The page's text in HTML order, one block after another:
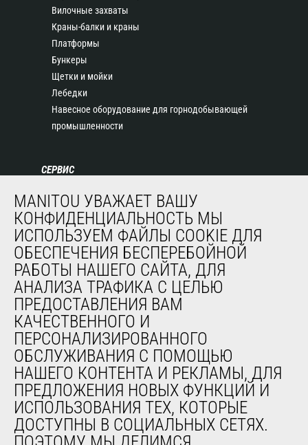
Вилочные захваты
Краны-балки и краны
Платформы
Бункеры
Щетки и мойки
Лебедки
Навесное оборудование для горнодобывающей
промышленности
СЕРВИС
Финансирование
Продленная гарантия
Контракты на техническое обслуживание
Запасные части
Система удаленного мониторинга
Программное обеспечение для диагностики и
обслуживания
Обучение
Подержанное оборудование
О НАС
Компания
Контакты
Юридическая информация
Мероприятия
MANITOU УВАЖАЕТ ВАШУ
КОНФИДЕНЦИАЛЬНОСТЬ МЫ
ИСПОЛЬЗУЕМ ФАЙЛЫ COOKIE ДЛЯ
ОБЕСПЕЧЕНИЯ БЕСПЕРЕБОЙНОЙ
РАБОТЫ НАШЕГО САЙТА, ДЛЯ
АНАЛИЗА ТРАФИКА С ЦЕЛЬЮ
ПРЕДОСТАВЛЕНИЯ ВАМ
КАЧЕСТВЕННОГО И
ПЕРСОНАЛИЗИРОВАННОГО
ОБСЛУЖИВАНИЯ С ПОМОЩЬЮ
НАШЕГО КОНТЕНТА И РЕКЛАМЫ, ДЛЯ
ПРЕДЛОЖЕНИЯ НОВЫХ ФУНКЦИЙ И
ИСПОЛЬЗОВАНИЯ ТЕХ, КОТОРЫЕ
ДОСТУПНЫ В СОЦИАЛЬНЫХ СЕТЯХ.